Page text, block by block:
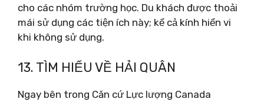
cho các nhóm trường học. Du khách được thoải
mái sử dụng các tiện ích này; kể cả kính hiển vi
khi không sử dụng.
13. TÌM HIỂU VỀ HẢI QUÂN
Ngay bên trong Căn cứ Lực lượng Canada